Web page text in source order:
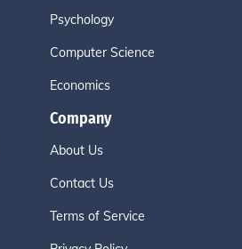
Psychology
Computer Science
Economics
Company
About Us
Contact Us
Terms of Service